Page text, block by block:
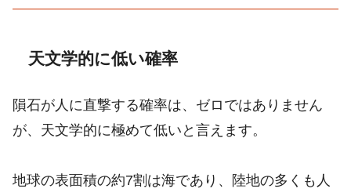
天文学的に低い確率
隕石が人に直撃する確率は、ゼロではありません
が、天文学的に極めて低いと言えます。
地球の表面積の約7割は海であり、陸地の多くも人